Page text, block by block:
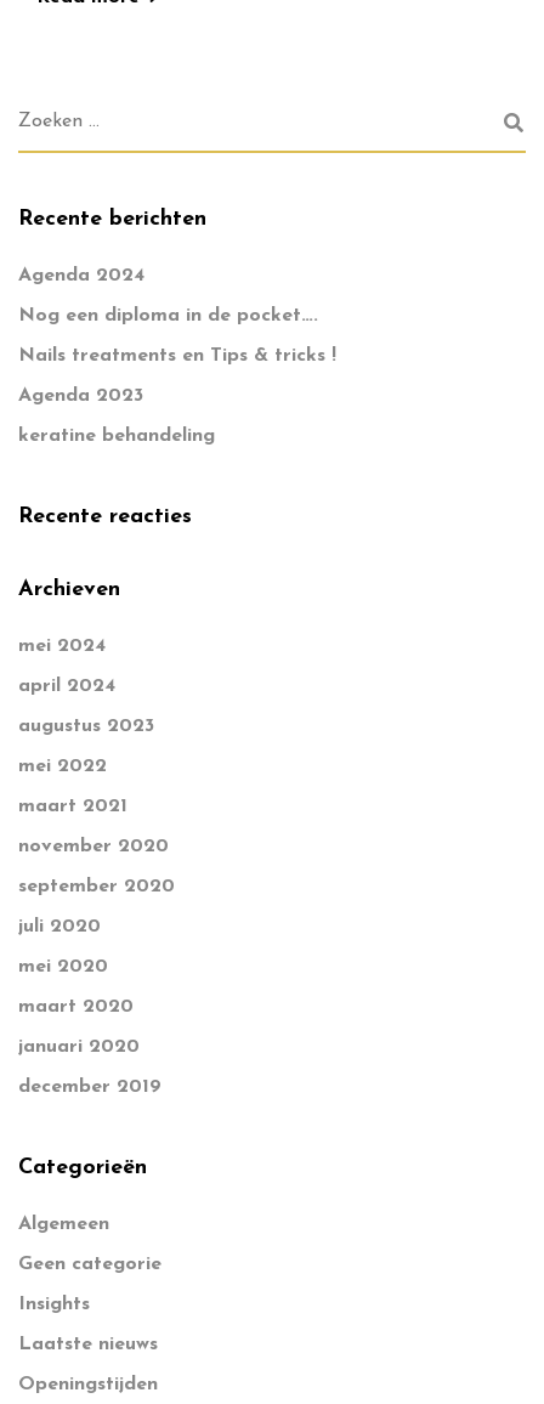
Recente berichten
Agenda 2024
Nog een diploma in de pocket….
Nails treatments en Tips & tricks !
Agenda 2023
keratine behandeling
Recente reacties
Archieven
mei 2024
april 2024
augustus 2023
mei 2022
maart 2021
november 2020
september 2020
juli 2020
mei 2020
maart 2020
januari 2020
december 2019
Categorieën
Algemeen
Geen categorie
Insights
Laatste nieuws
Openingstijden